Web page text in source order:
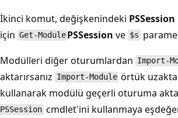
İkinci komut, değişkenindeki PSSession
için Get-Module PSSession ve $s
Modülleri diğer oturumlardan Import-
aktarırsanız Import-Module örtük
kullanarak modülü geçerli oturuma
PSSessioncmdlet'ini kullanmaya